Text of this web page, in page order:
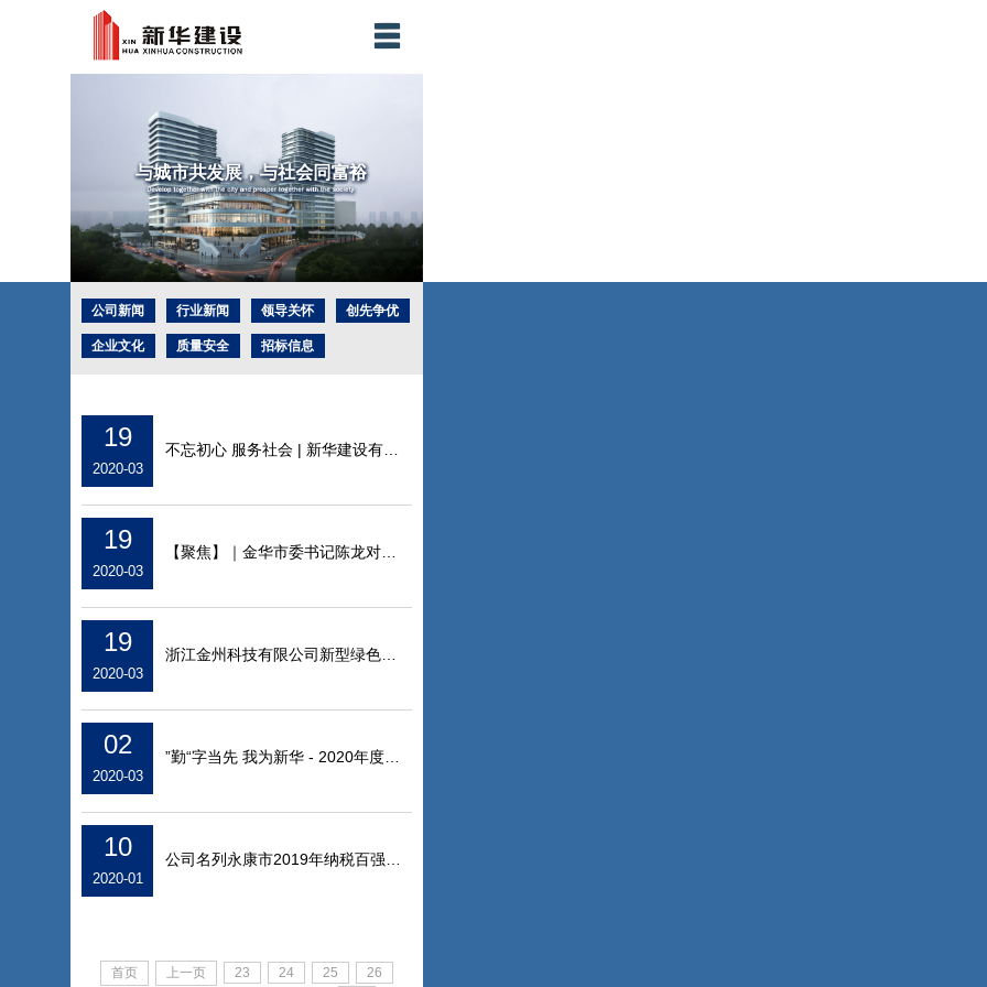
公司新闻 行业新闻 领导关怀 创先争优
企业文化 质量安全 招标信息
19
2020-03
不忘初心 服务社会 | 新华建设有限公司为慈
19
2020-03
【聚焦】｜金华市委书记陈龙对新华建设承建
19
2020-03
浙江金州科技有限公司新型绿色建材生产线建
02
2020-03
”勤“字当先 我为新华 - 2020年度目标工作
10
2020-01
公司名列永康市2019年纳税百强企业第20名
首页 上一页 23 24 25 26